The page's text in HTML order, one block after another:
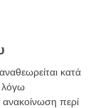
κατά
λόγω
περί